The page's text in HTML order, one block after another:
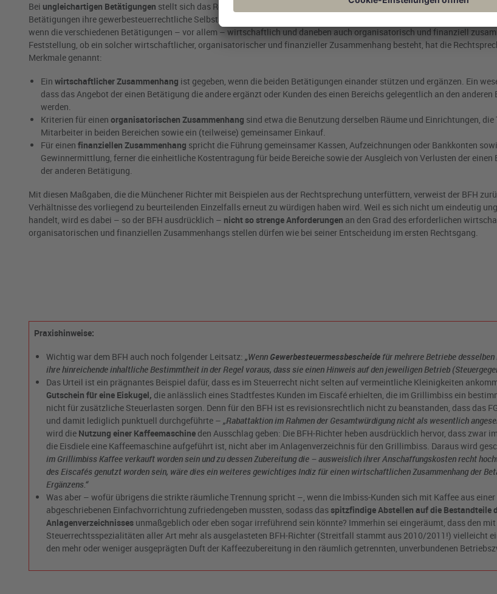
Bei ungleichartigen Betätigungen stellt sich das Regel-Ausnahme-Verhältnis gerade umgekehrt dar. Grundsätzlich indiziert
Betätigungen ihre gewerbesteuerrechtliche Selbständigkeit Auch in solchen Fällen kann es sich aber um einen einheitlichen
wenn die verschiedenen Betätigungen – vor allem – wirtschaftlich und daneben auch organisatorisch und finanziell
Feststellung, ob ein solcher wirtschaftlicher, organisatorischer und finanzieller Zusammenhang besteht, hat die
Merkmale genannt:
Ein wirtschaftlicher Zusammenhang ist gegeben, wenn die beiden Betätigungen einander stützen und ergänzen. Ein
dass das Angebot der einen Betätigung die andere ergänzt oder Kunden des einen Bereichs gelegentlich an den
werden.
Kriterien für einen organisatorischen Zusammenhang sind etwa die Benutzung derselben Räume und Einrichtungen,
Mitarbeiter in beiden Bereichen sowie ein (teilweise) gemeinsamer Einkauf.
Für einen finanziellen Zusammenhang spricht die Führung gemeinsamer Kassen, Aufzeichnungen oder Bankkonten
Gewinnermittlung, ferner die einheitliche Kostentragung für beide Bereiche sowie der Ausgleich von Verlusten der
der anderen Betätigung.
Mit diesen Maßgaben, die die Münchener Richter mit Beispielen aus der Rechtsprechung unterfüttern, verweist der BFH
Verhältnisse des vorliegend zu beurteilenden Einzelfalls erneut zu würdigen haben wird. Weil es sich nicht um eindeutig
handelt, wird es dabei – so der BFH ausdrücklich – nicht so strenge Anforderungen an den Grad des erforderlichen
organisatorischen und finanziellen Zusammenhangs stellen dürfen wie bei seiner Entscheidung im ersten Rechtsgang.
Praxishinweise:
Wichtig war dem BFH auch noch folgender Leitsatz: „Wenn Gewerbesteuermessbescheide für mehrere Betriebe
ihre hinreichende inhaltliche Bestimmtheit in der Regel voraus, dass sie einen Hinweis auf den jeweiligen Betrieb
Das Urteil ist ein prägnantes Beispiel dafür, dass es im Steuerrecht nicht selten auf vermeintliche Kleinigkeiten
Gutschein für eine Eiskugel, die anlässlich eines Stadtfestes Kunden im Eiscafé erhielten, die im Grillimbiss ein
nicht für zusätzliche Steuerlasten sorgen. Denn für den BFH ist es revisionsrechtlich nicht zu beanstanden, dass das
und damit lediglich punktuell durchgeführte – „Rabattaktion im Rahmen der Gesamtwürdigung nicht als wesentlich
wird die Nutzung einer Kaffeemaschine den Ausschlag geben: Die BFH-Richter heben ausdrücklich hervor, dass zwar
die Eisdiele eine Kaffeemaschine aufgeführt ist, nicht aber im Anlagenverzeichnis für den Grillimbiss. Daraus wird
im Grillimbiss Kaffee verkauft worden sein und zu dessen Zubereitung die – ausweislich ihrer Anschaffungskosten recht
des Eiscafés genutzt worden sein, wäre dies ein weiteres gewichtiges Indiz für einen wirtschaftlichen Zusammenhang der
Ergänzens.“
Was aber – wofür übrigens die strikte räumliche Trennung spricht –, wenn die Imbiss-Kunden sich mit Kaffee aus einer
abgeschriebenen Einfachvorrichtung zufriedengeben mussten, sodass dasspitzfindige Abstellen auf die Bestandteile
Anlagenverzeichnisses unmaßgeblich oder eben sogar irreführend sein könnte? Immerhin sei eingeräumt, dass den mit
Steuerrechtsspezialitäten aller Art mehr als ausgelasteten BFH-Richter (Streitfall stammt aus 2010/2011!) vielleicht
den mehr oder weniger ausgeprägten Duft der Kaffeezubereitung in den räumlich getrennten, unverbundenen